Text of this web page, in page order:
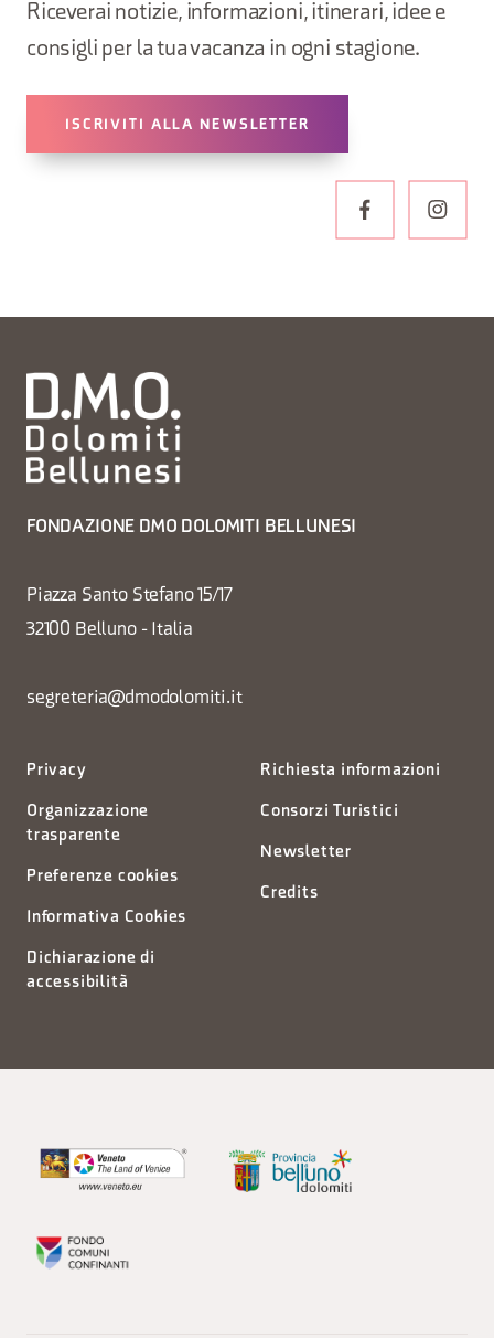
Riceverai notizie, informazioni, itinerari, idee e
consigli per la tua vacanza in ogni stagione.
ISCRIVITI ALLA NEWSLETTER
FONDAZIONE DMO DOLOMITI BELLUNESI
Piazza Santo Stefano 15/17
32100 Belluno - Italia
segreteria@dmodolomiti.it
Privacy
Organizzazione
trasparente
Preferenze cookies
Informativa Cookies
Dichiarazione di
accessibilità
Richiesta informazioni
Consorzi Turistici
Newsletter
Credits